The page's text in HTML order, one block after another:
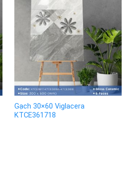
Gạch 30×60 Viglacera
KTCE361718